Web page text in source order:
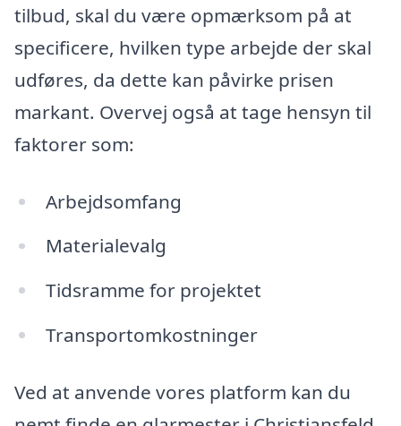
tilbud, skal du være opmærksom på at
specificere, hvilken type arbejde der skal
udføres, da dette kan påvirke prisen
markant. Overvej også at tage hensyn til
faktorer som:
Arbejdsomfang
Materialevalg
Tidsramme for projektet
Transportomkostninger
Ved at anvende vores platform kan du